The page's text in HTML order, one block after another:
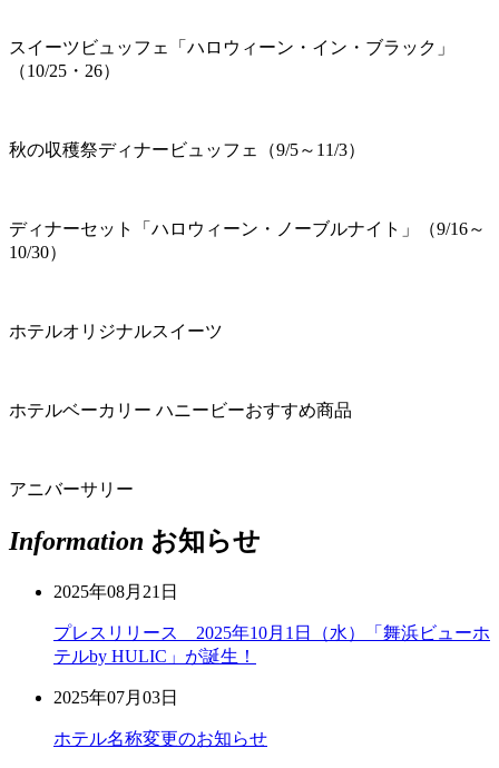
スイーツビュッフェ「ハロウィーン・イン・ブラック」
（10/25・26）
秋の収穫祭ディナービュッフェ（9/5～11/3）
ディナーセット「ハロウィーン・ノーブルナイト」（9/16～
10/30）
ホテルオリジナルスイーツ
ホテルベーカリー ハニービーおすすめ商品
アニバーサリー
Information お知らせ
2025年08月21日
プレスリリース 2025年10月1日（水）「舞浜ビューホ
テルby HULIC」が誕生！
2025年07月03日
ホテル名称変更のお知らせ